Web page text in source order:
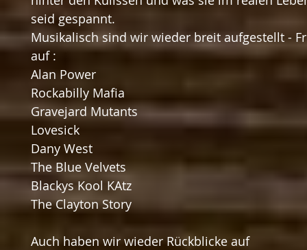
seid gespannt.
Musikalisch sind wir wieder breit aufgestellt -
auf :
Alan Power
Rockabilly Mafia
Gravejard Mutants
Lovesick
Dany West
The Blue Velvets
Blackys Kool KAtz
The Clayton Story
Auch haben wir wieder Rückblicke auf